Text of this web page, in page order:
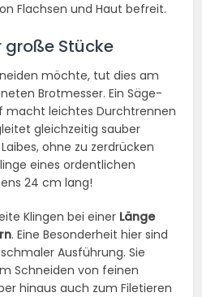
Flachsen und Haut befreit.
große Stücke
möchte, tut dies am
Brotmesser. Ein Säge-
macht leichtes Durchtrennen
gleichzeitig sauber
ohne zu zerdrücken
eines ordentlichen
24 cm lang!
Klingen bei einer Länge
. Eine Besonderheit hier sind
Ausführung. Sie
Schneiden von feinen
hinaus auch zum Filetieren